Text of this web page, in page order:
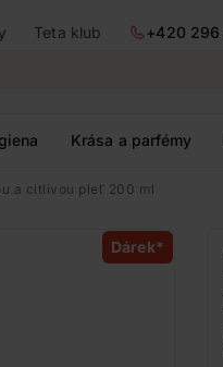
Teta klub
+420 296
Krása a parfémy
a citlivou pleť 200 ml
Dárek*